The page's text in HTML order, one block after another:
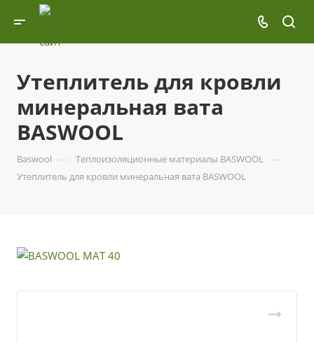
Утеплитель для кровли
минеральная вата
BASWOOL
Baswool — Теплоизоляционные материалы BASWOOL —
Утеплитель для кровли минеральная вата BASWOOL